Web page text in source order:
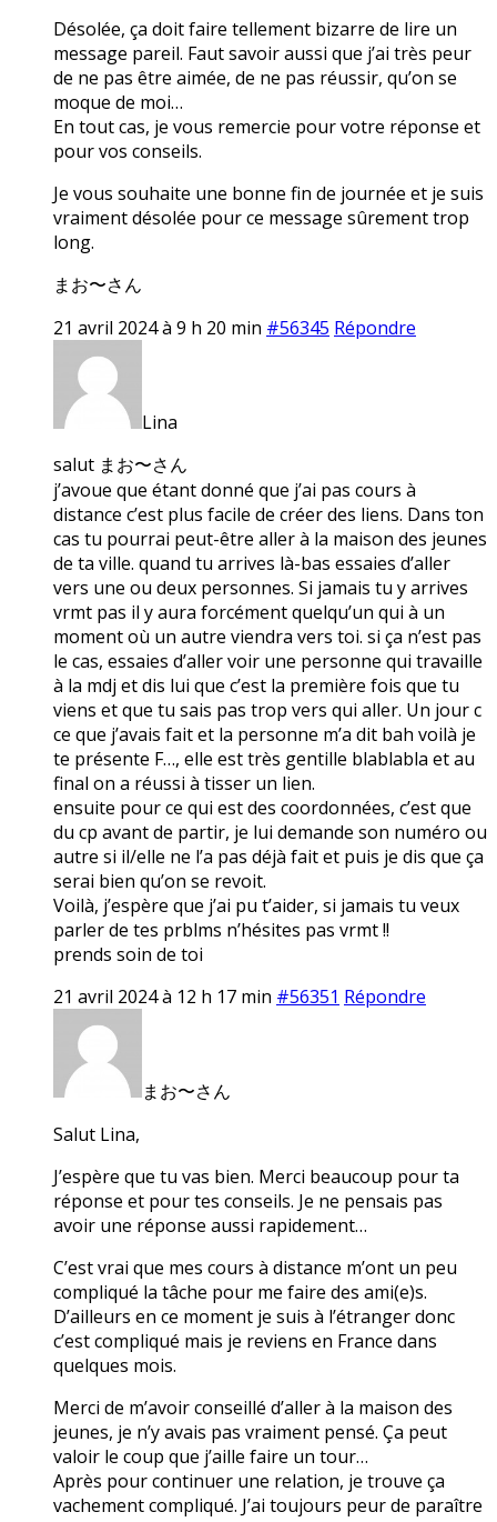
Désolée, ça doit faire tellement bizarre de lire un
message pareil. Faut savoir aussi que j’ai très peur
de ne pas être aimée, de ne pas réussir, qu’on se
moque de moi…
En tout cas, je vous remercie pour votre réponse et
pour vos conseils.
Je vous souhaite une bonne fin de journée et je suis
vraiment désolée pour ce message sûrement trop
long.
まお〜さん
21 avril 2024 à 9 h 20 min #56345 Répondre
Lina
salut まお〜さん
j’avoue que étant donné que j’ai pas cours à
distance c’est plus facile de créer des liens. Dans ton
cas tu pourrai peut-être aller à la maison des jeunes
de ta ville. quand tu arrives là-bas essaies d’aller
vers une ou deux personnes. Si jamais tu y arrives
vrmt pas il y aura forcément quelqu’un qui à un
moment où un autre viendra vers toi. si ça n’est pas
le cas, essaies d’aller voir une personne qui travaille
à la mdj et dis lui que c’est la première fois que tu
viens et que tu sais pas trop vers qui aller. Un jour c
ce que j’avais fait et la personne m’a dit bah voilà je
te présente F…, elle est très gentille blablabla et au
final on a réussi à tisser un lien.
ensuite pour ce qui est des coordonnées, c’est que
du cp avant de partir, je lui demande son numéro ou
autre si il/elle ne l’a pas déjà fait et puis je dis que ça
serai bien qu’on se revoit.
Voilà, j’espère que j’ai pu t’aider, si jamais tu veux
parler de tes prblms n’hésites pas vrmt !!
prends soin de toi
21 avril 2024 à 12 h 17 min #56351 Répondre
まお〜さん
Salut Lina,
J’espère que tu vas bien. Merci beaucoup pour ta
réponse et pour tes conseils. Je ne pensais pas
avoir une réponse aussi rapidement…
C’est vrai que mes cours à distance m’ont un peu
compliqué la tâche pour me faire des ami(e)s.
D’ailleurs en ce moment je suis à l’étranger donc
c’est compliqué mais je reviens en France dans
quelques mois.
Merci de m’avoir conseillé d’aller à la maison des
jeunes, je n’y avais pas vraiment pensé. Ça peut
valoir le coup que j’aille faire un tour…
Après pour continuer une relation, je trouve ça
vachement compliqué. J’ai toujours peur de paraître